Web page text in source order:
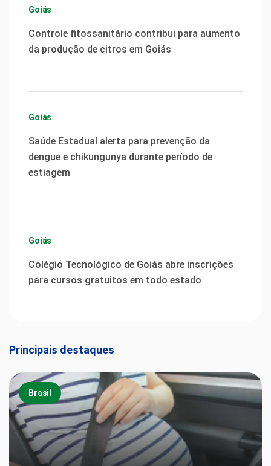
Goiás
Controle fitossanitário contribui para aumento
da produção de citros em Goiás
Goiás
Saúde Estadual alerta para prevenção da
dengue e chikungunya durante período de
estiagem
Goiás
Colégio Tecnológico de Goiás abre inscrições
para cursos gratuitos em todo estado
Principais destaques
Brasil